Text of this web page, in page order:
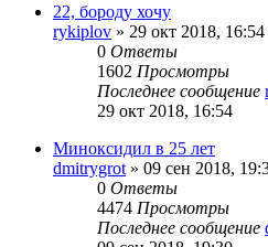
22, бороду хочу
rykiplov » 29 окт 2018, 16:54
0 Ответы
1602 Просмотры
Последнее сообщение
29 окт 2018, 16:54
Миноксидил в 25 лет
dmitrygrot » 09 сен 2018,
0 Ответы
4474 Просмотры
Последнее сообщение